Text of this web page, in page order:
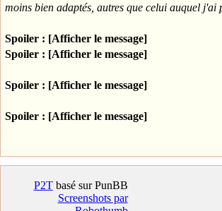
moins bien adaptés, autres que celui auquel j'ai
Spoiler : [Afficher le message]
Spoiler : [Afficher le message]
Spoiler : [Afficher le message]
Spoiler : [Afficher le message]
P2Tbasé sur PunBB
Screenshots par